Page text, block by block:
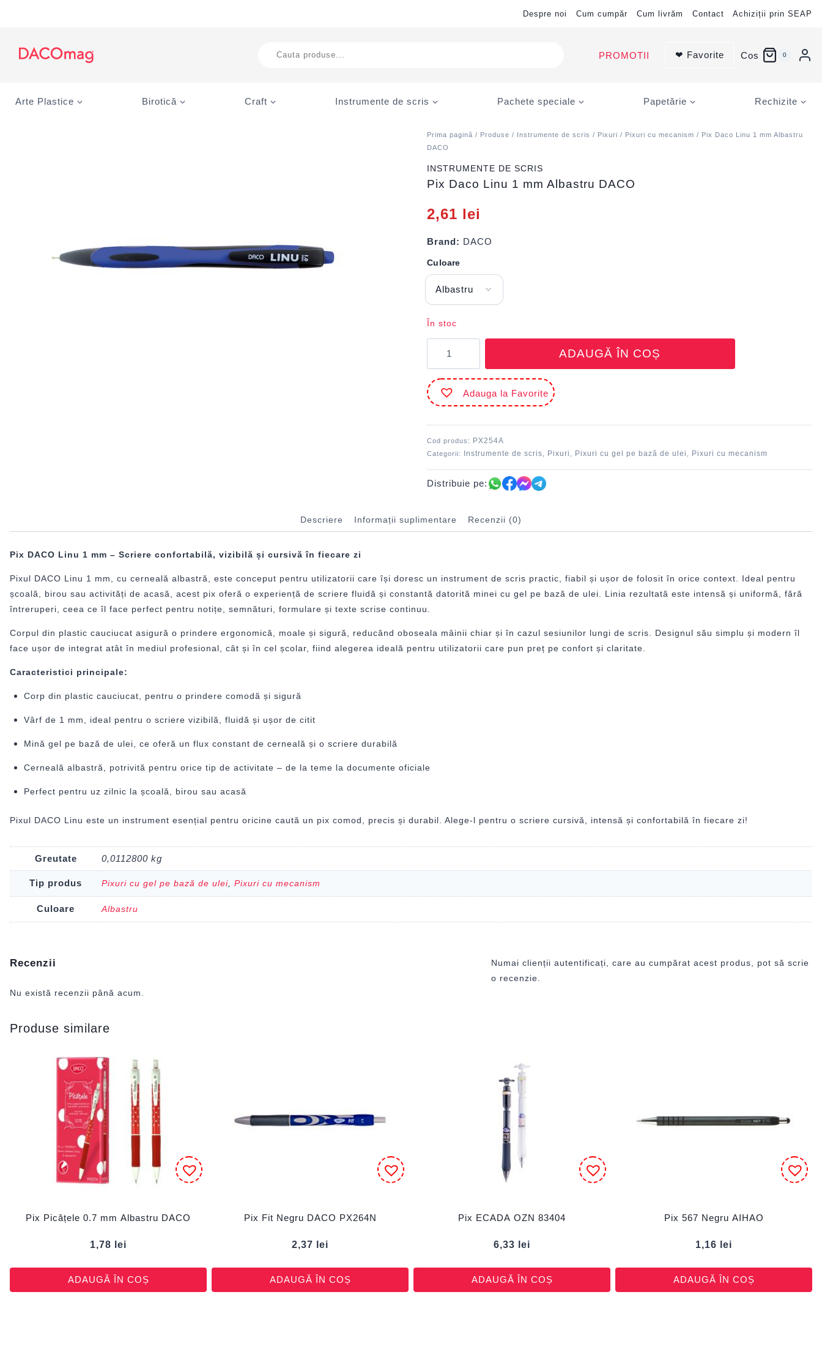
Despre noi Cum cumpăr Cum livrăm Contact Achiziții prin SEAP
search
PROMOTII ❤ Favorite Cos 0
Arte Plastice Birotică Craft Instrumente de scris Pachete speciale Papetărie Rechizite
Prima pagină / Produse / Instrumente de scris / Pixuri / Pixuri cu mecanism / Pix Daco Linu 1 mm Albastru
DACO
INSTRUMENTE DE SCRIS
Pix Daco Linu 1 mm Albastru DACO
2,61 lei
Brand: DACO
Culoare
În stoc
Daco
Linu
1
mm
ADAUGĂ ÎN COȘ
Adauga la Favorite
Cod produs: PX254A
Categorii: Instrumente de scris Pixuri Pixuri cu gel pe bază de ulei Pixuri cu mecanism
Distribuie pe:
Descriere Informații suplimentare Recenzii (0)
Pix DACO Linu 1 mm – Scriere confortabilă, vizibilă și cursivă în fiecare zi
Pixul DACO Linu 1 mm, cu cerneală albastră, este conceput pentru utilizatorii care își doresc un instrument de scris practic, fiabil și ușor de folosit în orice context. Ideal pentru
școală, birou sau activități de acasă, acest pix oferă o experiență de scriere fluidă și constantă datorită minei cu gel pe bază de ulei. Linia rezultată este intensă și uniformă, fără
întreruperi, ceea ce îl face perfect pentru notițe, semnături, formulare și texte scrise continuu.
Corpul din plastic cauciucat asigură o prindere ergonomică, moale și sigură, reducând oboseala mâinii chiar și în cazul sesiunilor lungi de scris. Designul său simplu și modern îl
face ușor de integrat atât în mediul profesional, cât și în cel școlar, fiind alegerea ideală pentru utilizatorii care pun preț pe confort și claritate.
Caracteristici principale:
Corp din plastic cauciucat, pentru o prindere comodă și sigură
Vârf de 1 mm, ideal pentru o scriere vizibilă, fluidă și ușor de citit
Mină gel pe bază de ulei, ce oferă un flux constant de cerneală și o scriere durabilă
Cerneală albastră, potrivită pentru orice tip de activitate – de la teme la documente oficiale
Perfect pentru uz zilnic la școală, birou sau acasă
Pixul DACO Linu este un instrument esențial pentru oricine caută un pix comod, precis și durabil. Alege-l pentru o scriere cursivă, intensă și confortabilă în fiecare zi!
Greutate 0,0112800 kg
Tip produs Pixuri cu gel pe bază de ulei Pixuri cu mecanism
Culoare Albastru
Recenzii
Nu există recenzii până acum.
Numai clienții autentificați, care au cumpărat acest produs, pot să scrie
o recenzie.
Produse similare
Pix Picățele 0.7 mm Albastru DACO
1,78 lei
ADAUGĂ ÎN COȘ
Pix Fit Negru DACO PX264N
2,37 lei
ADAUGĂ ÎN COȘ
Pix ECADA OZN 83404
6,33 lei
ADAUGĂ ÎN COȘ
Pix 567 Negru AIHAO
1,16 lei
ADAUGĂ ÎN COȘ